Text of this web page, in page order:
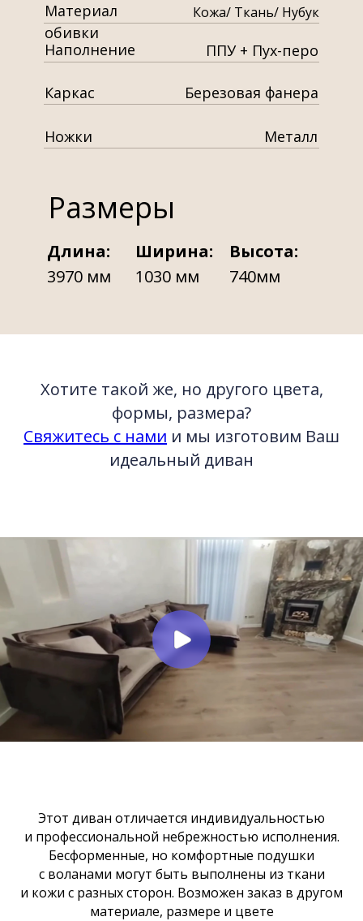
Размеры
Материал
обивки
Кожа/ Ткань/ Нубук
ППУ + Пух-перо
Наполнение
Березовая фанера
Каркас
Металл
Ножки
Длина:
3970 мм
Ширина:
1030 мм
Высота:
740мм
Хотите такой же, но другого цвета,
формы, размера?
Свяжитесь с нами и мы изготовим Ваш
идеальный диван
Этот диван отличается индивидуальностью
и профессиональной небрежностью исполнения.
Бесформенные, но комфортные подушки
с воланами могут быть выполнены из ткани
и кожи с разных сторон. Возможен заказ в другом
материале, размере и цвете